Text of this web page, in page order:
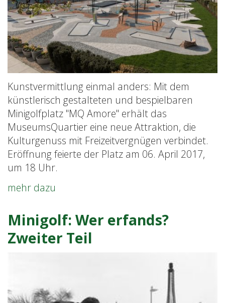
„MQ
Amore“
Kunstvermittlung einmal anders: Mit dem
künstlerisch gestalteten und bespielbaren
Minigolfplatz "MQ Amore" erhält das
MuseumsQuartier eine neue Attraktion, die
Kulturgenuss mit Freizeitvergnügen verbindet.
Eröffnung feierte der Platz am 06. April 2017,
um 18 Uhr.
mehr dazu
Amore
eröffnet
am
Minigolf: Wer erfands?
Zweiter Teil